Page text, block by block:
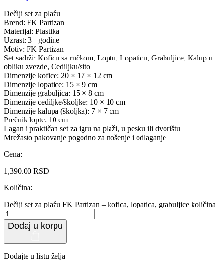
Dečiji set za plažu
Brend: FK Partizan
Materijal: Plastika
Uzrast: 3+ godine
Motiv: FK Partizan
Set sadrži: Koficu sa ručkom, Loptu, Lopaticu, Grabuljice, Kalup u
obliku zvezde, Cediljku/sito
Dimenzije kofice: 20 × 17 × 12 cm
Dimenzije lopatice: 15 × 9 cm
Dimenzije grabuljica: 15 × 8 cm
Dimenzije cediljke/školjke: 10 × 10 cm
Dimenzije kalupa (školjka): 7 × 7 cm
Prečnik lopte: 10 cm
Lagan i praktičan set za igru na plaži, u pesku ili dvorištu
Mrežasto pakovanje pogodno za nošenje i odlaganje
Cena:
1,390.00 RSD
Količina:
Dečiji set za plažu FK Partizan – kofica, lopatica, grabuljice količina
Dodaj u korpu
Dodajte u listu želja